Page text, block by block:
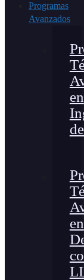
Programas
Avanzados
en
en